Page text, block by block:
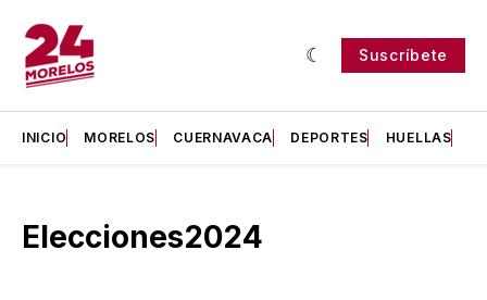
Suscríbete
INICIO MORELOS CUERNAVACA DEPORTES HUELLAS
Elecciones2024